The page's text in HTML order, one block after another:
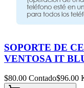
SOPORTE DE
VENTOSA IT
$80.00 Contado$96.00